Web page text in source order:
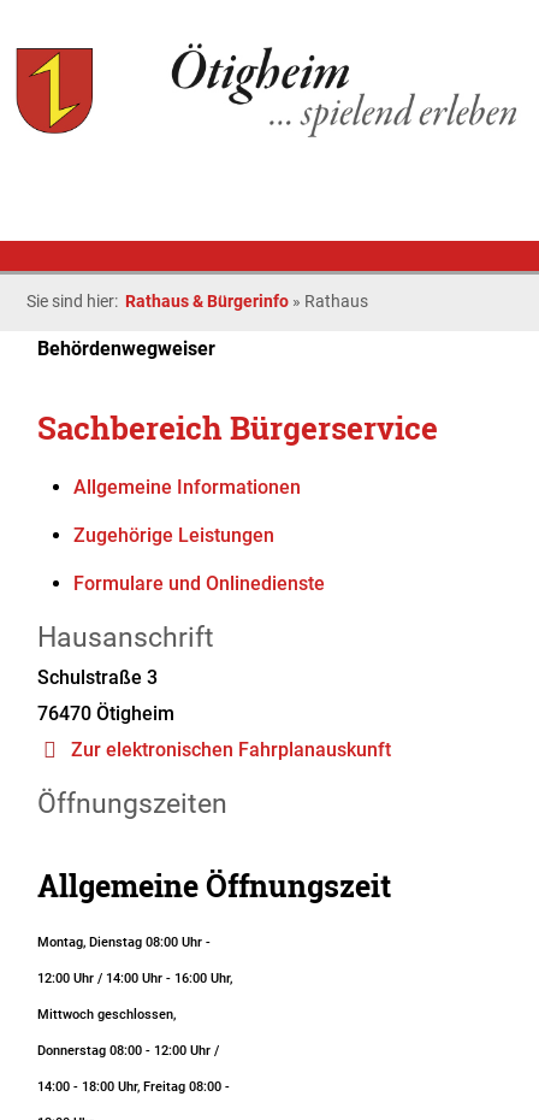
Sie sind hier: Rathaus & Bürgerinfo » Rathaus
Behördenwegweiser
Sachbereich Bürgerservice
Allgemeine Informationen
Zugehörige Leistungen
Formulare und Onlinedienste
Hausanschrift
Schulstraße 3
76470 Ötigheim
Zur elektronischen Fahrplanauskunft
Öffnungszeiten
Allgemeine Öffnungszeit
Montag, Dienstag 08:00 Uhr -
12:00 Uhr / 14:00 Uhr - 16:00 Uhr,
Mittwoch geschlossen,
Donnerstag 08:00 - 12:00 Uhr /
14:00 - 18:00 Uhr, Freitag 08:00 -